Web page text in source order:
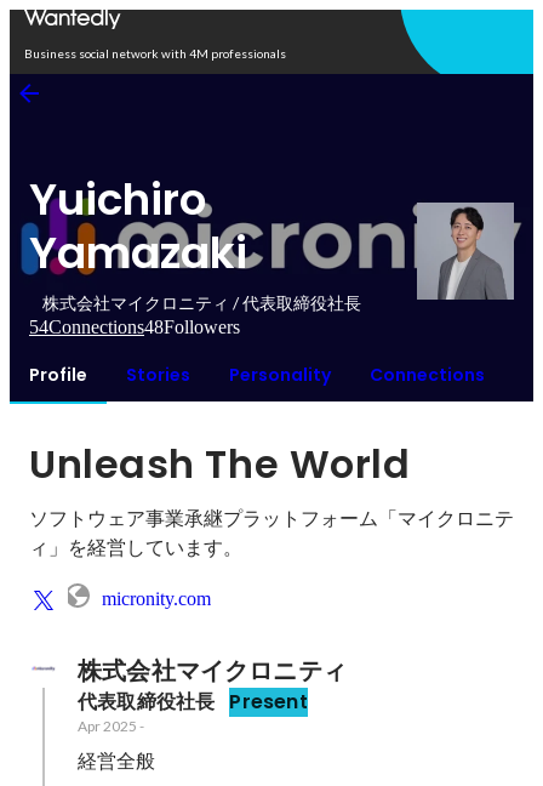
Business social network with 4M professionals
Yuichiro
Yamazaki
株式会社マイクロニティ / 代表取締役社長
54Connections48Followers
Profile Stories Personality Connections
Unleash The World
ソフトウェア事業承継プラットフォーム「マイクロニテ
ィ」を経営しています。
micronity.com
株式会社マイクロニティ
代表取締役社長 Present
Apr 2025 -
経営全般